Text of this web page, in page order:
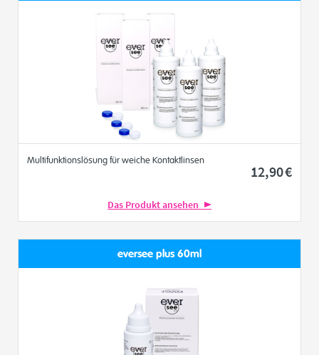
Multifunktionslösung für weiche Kontaktlinsen
12,90€
Das Produkt ansehen
eversee plus 60ml